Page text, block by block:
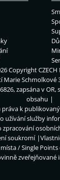
CopyrightCZECH
Marie Schmolkové
zapsána v
obsahu
práva k
užívání služby
zpracování
soukromí
/ Single
zveřejňované